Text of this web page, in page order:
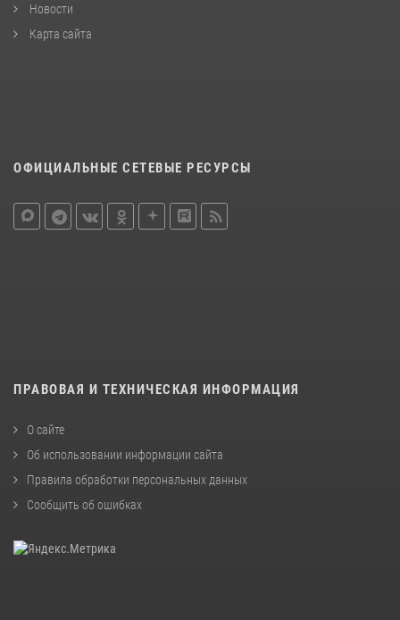
Новости
Карта сайта
ОФИЦИАЛЬНЫЕ СЕТЕВЫЕ РЕСУРСЫ
ПРАВОВАЯ И ТЕХНИЧЕСКАЯ ИНФОРМАЦИЯ
О сайте
Об использовании информации сайта
Правила обработки персональных данных
Сообщить об ошибках